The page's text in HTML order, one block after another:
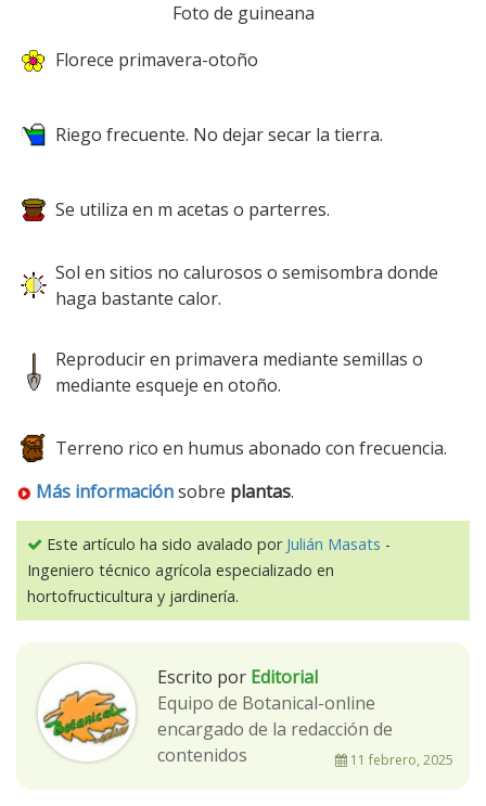
Foto de guineana
Florece primavera-otoño
Riego frecuente. No dejar secar la tierra.
Se utiliza en m acetas o parterres.
Sol en sitios no calurosos o semisombra donde
haga bastante calor.
Reproducir en primavera mediante semillas o
mediante esqueje en otoño.
Terreno rico en humus abonado con frecuencia.
Más informaciónsobre plantas.
Este artículo ha sido avalado por Julián Masats -
Ingeniero técnico agrícola especializado en
hortofructicultura y jardinería.
Escrito por Editorial
Equipo de Botanical-online
encargado de la redacción de
contenidos
11 febrero, 2025